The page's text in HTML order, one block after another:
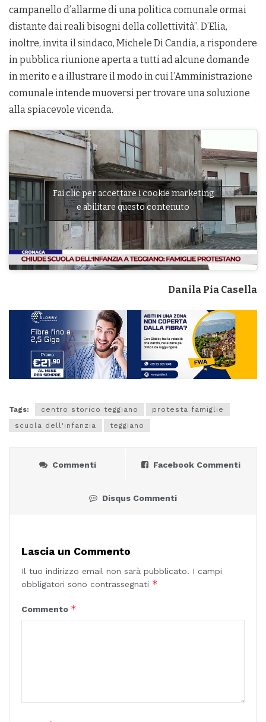
campanello d’allarme di una politica comunale ormai
distante dai reali bisogni della collettività”. D’Elia,
inoltre, invita il sindaco, Michele Di Candia, a rispondere
in pubblica riunione aperta a tutti ad alcune domande
in merito e a illustrare il modo in cui l’Amministrazione
comunale intende muoversi per trovare una soluzione
alla spiacevole vicenda.
Fai clic per accettare i cookie marketing
e abilitare questo contenuto
Danila Pia Casella
Tags: centro storico teggiano
protesta famiglie
scuola dell'infanzia
teggiano
Commenti Facebook Commenti
Disqus Commenti
Lascia un Commento
Il tuo indirizzo email non sarà pubblicato. I campi
obbligatori sono contrassegnati *
Commento *